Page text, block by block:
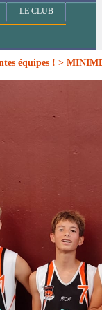
LE CLUB
équipes ! >